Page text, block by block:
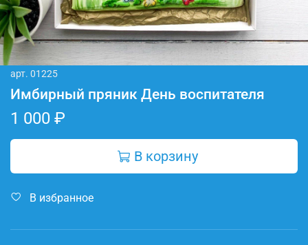
арт. 01225
Имбирный пряник День воспитателя
1 000 ₽
В корзину
В избранное